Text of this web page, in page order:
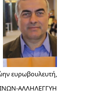
ευρωβουλευτή,
ΑΛΛΗΛΕΓΓΥΗ